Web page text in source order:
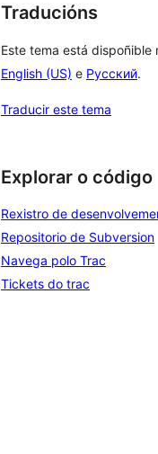
Traducións
Este tema está dispoñible
English (US) e Русский.
Traducir este tema
Explorar o código
Rexistro de
Repositorio de Subversion
Navega polo Trac
Tickets do trac